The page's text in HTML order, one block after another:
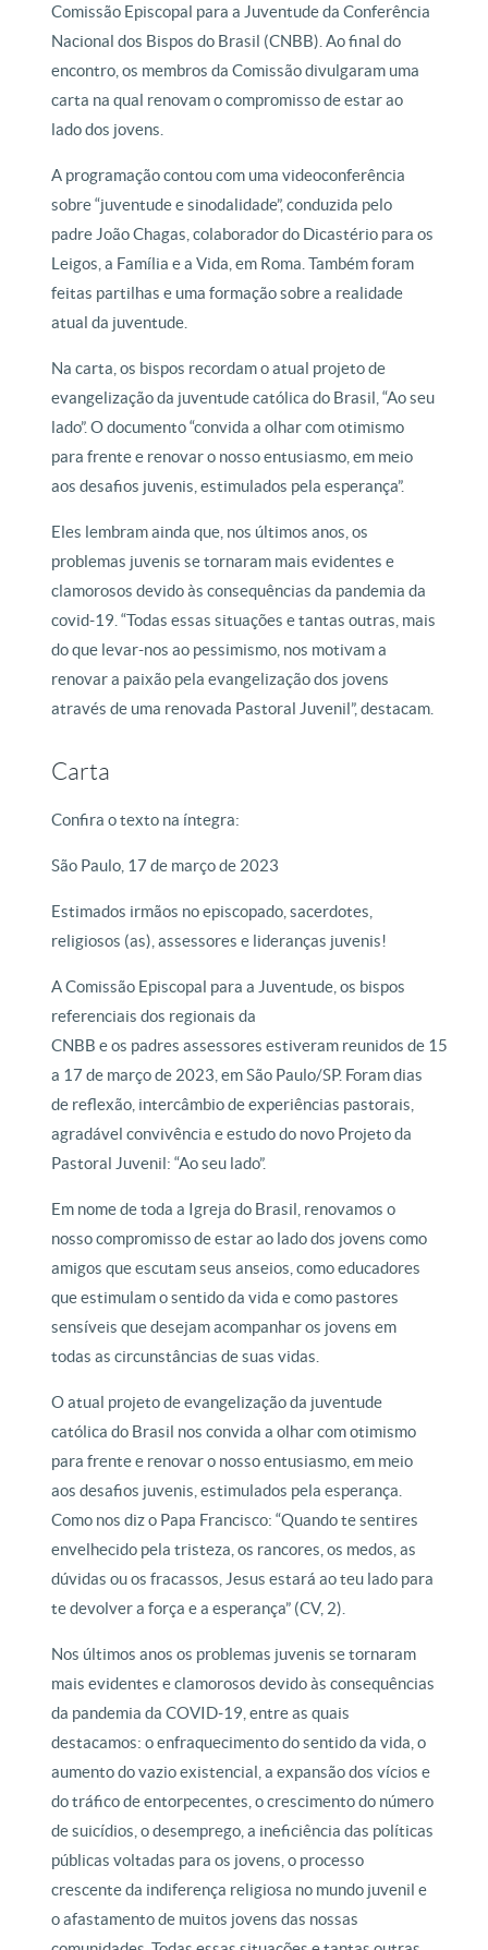
Comissão Episcopal para a Juventude da Conferência
Nacional dos Bispos do Brasil (CNBB). Ao final do
encontro, os membros da Comissão divulgaram uma
carta na qual renovam o compromisso de estar ao
lado dos jovens.
A programação contou com uma videoconferência
sobre “juventude e sinodalidade”, conduzida pelo
padre João Chagas, colaborador do Dicastério para os
Leigos, a Família e a Vida, em Roma. Também foram
feitas partilhas e uma formação sobre a realidade
atual da juventude.
Na carta, os bispos recordam o atual projeto de
evangelização da juventude católica do Brasil, “Ao seu
lado”. O documento “convida a olhar com otimismo
para frente e renovar o nosso entusiasmo, em meio
aos desafios juvenis, estimulados pela esperança”.
Eles lembram ainda que, nos últimos anos, os
problemas juvenis se tornaram mais evidentes e
clamorosos devido às consequências da pandemia da
covid-19. “Todas essas situações e tantas outras, mais
do que levar-nos ao pessimismo, nos motivam a
renovar a paixão pela evangelização dos jovens
através de uma renovada Pastoral Juvenil”, destacam.
Carta
Confira o texto na íntegra:
São Paulo, 17 de março de 2023
Estimados irmãos no episcopado, sacerdotes,
religiosos (as), assessores e lideranças juvenis!
A Comissão Episcopal para a Juventude, os bispos
referenciais dos regionais da
CNBB e os padres assessores estiveram reunidos de 15
a 17 de março de 2023, em São Paulo/SP. Foram dias
de reflexão, intercâmbio de experiências pastorais,
agradável convivência e estudo do novo Projeto da
Pastoral Juvenil: “Ao seu lado”.
Em nome de toda a Igreja do Brasil, renovamos o
nosso compromisso de estar ao lado dos jovens como
amigos que escutam seus anseios, como educadores
que estimulam o sentido da vida e como pastores
sensíveis que desejam acompanhar os jovens em
todas as circunstâncias de suas vidas.
O atual projeto de evangelização da juventude
católica do Brasil nos convida a olhar com otimismo
para frente e renovar o nosso entusiasmo, em meio
aos desafios juvenis, estimulados pela esperança.
Como nos diz o Papa Francisco: “Quando te sentires
envelhecido pela tristeza, os rancores, os medos, as
dúvidas ou os fracassos, Jesus estará ao teu lado para
te devolver a força e a esperança” (CV, 2).
Nos últimos anos os problemas juvenis se tornaram
mais evidentes e clamorosos devido às consequências
da pandemia da COVID-19, entre as quais
destacamos: o enfraquecimento do sentido da vida, o
aumento do vazio existencial, a expansão dos vícios e
do tráfico de entorpecentes, o crescimento do número
de suicídios, o desemprego, a ineficiência das políticas
públicas voltadas para os jovens, o processo
crescente da indiferença religiosa no mundo juvenil e
o afastamento de muitos jovens das nossas